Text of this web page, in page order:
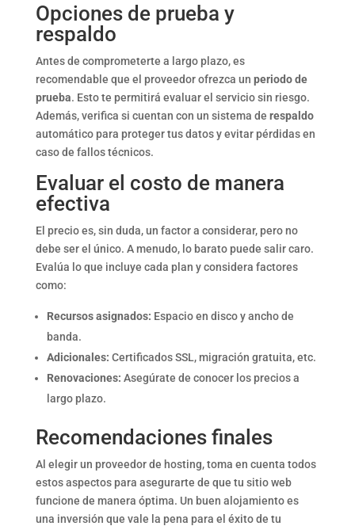
Opciones de prueba y
respaldo
Antes de comprometerte a largo plazo, es
recomendable que el proveedor ofrezca un periodo de
prueba. Esto te permitirá evaluar el servicio sin riesgo.
Además, verifica si cuentan con un sistema de respaldo
automático para proteger tus datos y evitar pérdidas en
caso de fallos técnicos.
Evaluar el costo de manera
efectiva
El precio es, sin duda, un factor a considerar, pero no
debe ser el único. A menudo, lo barato puede salir caro.
Evalúa lo que incluye cada plan y considera factores
como:
Recursos asignados: Espacio en disco y ancho de
banda.
Adicionales: Certificados SSL, migración gratuita, etc.
Renovaciones: Asegúrate de conocer los precios a
largo plazo.
Recomendaciones finales
Al elegir un proveedor de hosting, toma en cuenta todos
estos aspectos para asegurarte de que tu sitio web
funcione de manera óptima. Un buen alojamiento es
una inversión que vale la pena para el éxito de tu